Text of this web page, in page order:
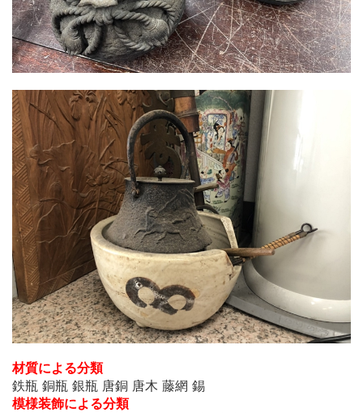
材質による分類
鉄瓶 銅瓶 銀瓶 唐銅 唐木 藤網 錫
模様装飾による分類